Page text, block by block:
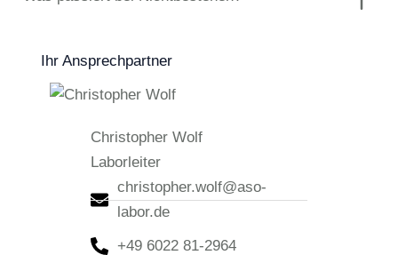
Ihr Ansprechpartner
Christopher Wolf
Laborleiter
christopher.wolf@aso-
labor.de
+49 6022 81-2964